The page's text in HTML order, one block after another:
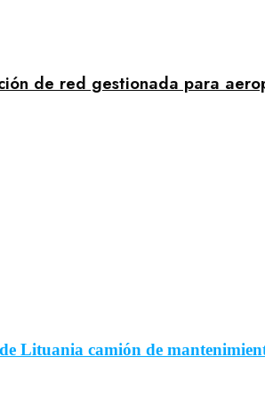
de red gestionada para
Lituania camión de